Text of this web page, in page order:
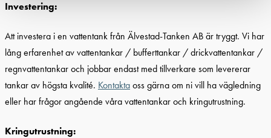
Investering:
Att investera i en vattentank från Älvestad-Tanken AB är tryggt. Vi har
lång erfarenhet av vattentankar / bufferttankar / drickvattentankar /
regnvattentankar och jobbar endast med tillverkare som levererar
tankar av högsta kvalité. Kontaktaoss gärna om ni vill ha vägledning
eller har frågor angående våra vattentankar och kringutrustning.
Kringutrustning: